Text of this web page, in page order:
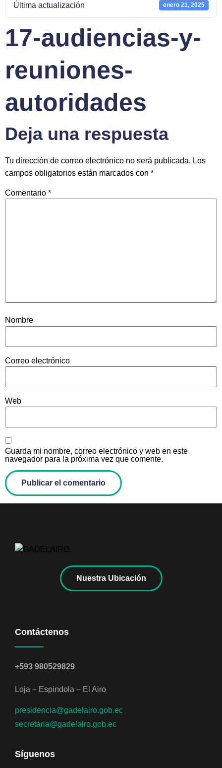
Última actualización enero 21, 2025
17-audiencias-y-
reuniones-
autoridades
Deja una respuesta
Tu dirección de correo electrónico no será publicada. Los
campos obligatorios están marcados con *
Comentario *
Nombre
Correo electrónico
Web
Guarda mi nombre, correo electrónico y web en este
navegador para la próxima vez que comente.
Nuestra Ubicación
Contáctenos
+593 980529829
Loja – Espindola – El Airo
presidencia@gadelairo.gob.ec
secretaria@gadelairo.gob.ec
Síguenos